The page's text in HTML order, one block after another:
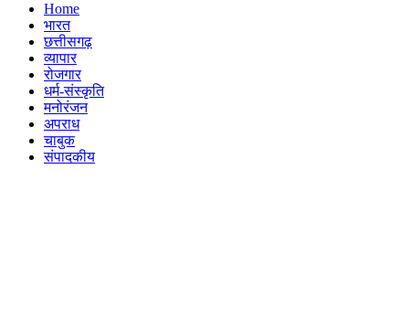
Home
भारत
छत्तीसगढ़
व्यापार
रोजगार
धर्म-संस्कृति
मनोरंजन
अपराध
चाबुक
संपादकीय